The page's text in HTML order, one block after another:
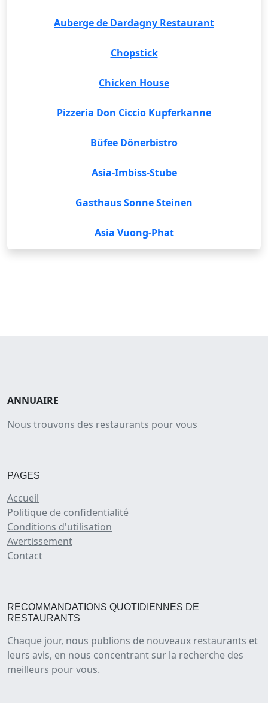
Auberge de Dardagny Restaurant
Chopstick
Chicken House
Pizzeria Don Ciccio Kupferkanne
Büfee Dönerbistro
Asia-Imbiss-Stube
Gasthaus Sonne Steinen
Asia Vuong-Phat
ANNUAIRE
Nous trouvons des restaurants pour vous
PAGES
Accueil
Politique de confidentialité
Conditions d'utilisation
Avertissement
Contact
RECOMMANDATIONS QUOTIDIENNES DE
RESTAURANTS
Chaque jour, nous publions de nouveaux restaurants et
leurs avis, en nous concentrant sur la recherche des
meilleurs pour vous.